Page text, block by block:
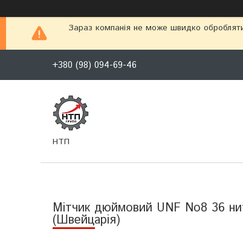
Зараз компанія не може швидко
+380 (98) 094-69-46
НТП
Мітчик дюймовий UNF No8 36
(Швейцарія)